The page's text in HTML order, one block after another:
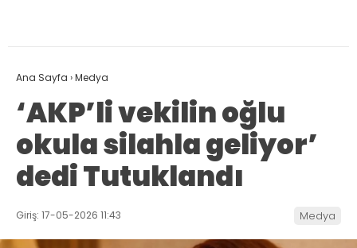
Ana Sayfa ›Medya
‘AKP’li vekilin oğlu
okula silahla geliyor’
dedi Tutuklandı
Giriş: 17-05-2026 11:43 Medya